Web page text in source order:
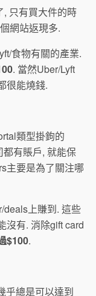
, 只有買大件的時
網站返現多.
食物有關的產業.
. 當然Uber/Lyft
很能燒錢.
類型掛鉤的
有賬戶, 就能保
主要是為了關注哪
deals上賺到. 這些
沒有. 消除gift card
$100.
乎總是可以達到